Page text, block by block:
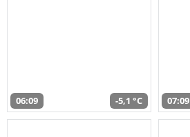
06:09 -5,1 °C 07:09